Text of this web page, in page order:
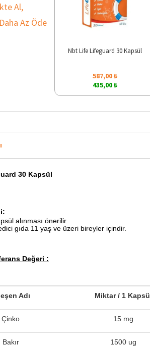
Al,
Daha Az Öde
Nbt Life Lifeguard 30 Kapsül
587,00 ₺
435,00 ₺
30 Kapsül
alınması önerilir.
gıda 11 yaş ve üzeri bireyler içindir.
Değeri :
Adı Miktar / 1
Çinko 15 mg
Bakır 1500 ug